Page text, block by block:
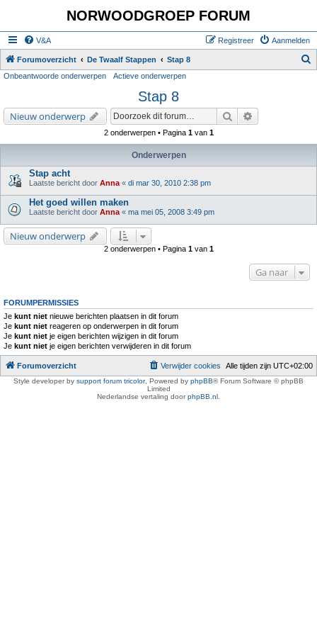
NORWOODGROEP FORUM
V&A Aanmelden
Registreer
Forumoverzicht De Twaalf Stappen Stap 8
Onbeantwoorde onderwerpen Actieve onderwerpen
Stap 8
Nieuw onderwerp Zoek
2 onderwerpen • Pagina 1van 1
Onderwerpen
Stap acht
Laatste bericht door Anna « di mar 30, 2010 2:38 pm
Het goed willen maken
Laatste bericht door Anna « ma mei 05, 2008 3:49 pm
Nieuw onderwerp
2 onderwerpen • Pagina 1van 1
Ga naar
FORUMPERMISSIES
Je kunt niet nieuwe berichten plaatsen in dit forum
Je kunt niet reageren op onderwerpen in dit forum
Je kunt niet je eigen berichten wijzigen in dit forum
Je kunt niet je eigen berichten verwijderen in dit forum
Forumoverzicht Alle tijden zijn UTC+02:00
Verwijder cookies
Style developer by support forum tricolor, Powered by phpBB® Forum Software © phpBB
Limited
Nederlandse vertaling doorphpBB.nl